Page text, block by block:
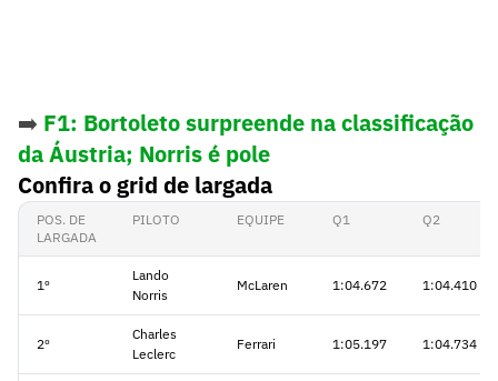
➡️ F1: Bortoleto surpreende na classificação
da Áustria; Norris é pole
Confira o grid de largada
POS. DE
LARGADA
PILOTO EQUIPE Q1 Q2
1º
Lando
Norris
McLaren 1:04.672 1:04.410
2º
Charles
Leclerc
Ferrari 1:05.197 1:04.734